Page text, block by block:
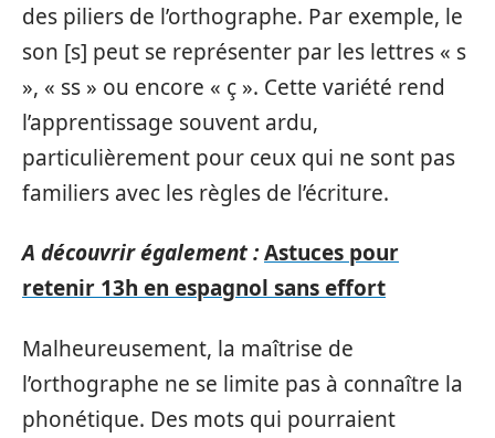
des piliers de l’orthographe. Par exemple, le
son [s] peut se représenter par les lettres « s
», « ss » ou encore « ç ». Cette variété rend
l’apprentissage souvent ardu,
particulièrement pour ceux qui ne sont pas
familiers avec les règles de l’écriture.
A découvrir également :Astuces pour
retenir 13h en espagnol sans effort
Malheureusement, la maîtrise de
l’orthographe ne se limite pas à connaître la
phonétique. Des mots qui pourraient